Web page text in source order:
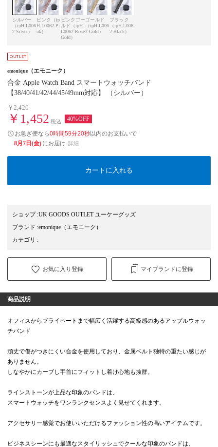
シルバー
（ipH-L006
2-Silver）
ピンク（ip
H-L0062-Pi
nk）
ピンクゴー
ルド（ipH-
L0062-Rose
Gold）
ゴールド
（ipH-L006
2-Gold）
ブラック
（ipH-L006
2-Black）
emonique （エモニーク）
合金 Apple Watch Band スマートウォッチバンド
【38/40/41/42/44/45/49mm対応】 （シルバー）
￥2,420
￥1,452 税込 40%OFF
お急ぎ便なら0時間59分19秒以内のお支払いで
8月7日(金) にお届け 詳細
カートに入れる
ショップ:UK GOODS OUTLET ユーケーグッズ
ブランド :emonique （エモニーク）
カテゴリ :
お気に入り登録 マイブランドに登録
商品説明
オフィスからプライベートまで幅広く活躍する高級感のあるアップルウォッ
チバンド
頑丈で傷がつきにくい合金を使用しており、金属ベルト独特の重たい感じが
ありません。
しなやかにカーブし手首にフィットし着け心地も抜群。
ラインストーンが上品な印象のバンドは、
スマートウォッチをワンランクセンスよく見せてくれます。
アクセサリー感覚でお使いいただけるファッション性の高いアイテムです。
ビジネスシーンにも最適なスタイリッシュでクールな印象のバンドは、